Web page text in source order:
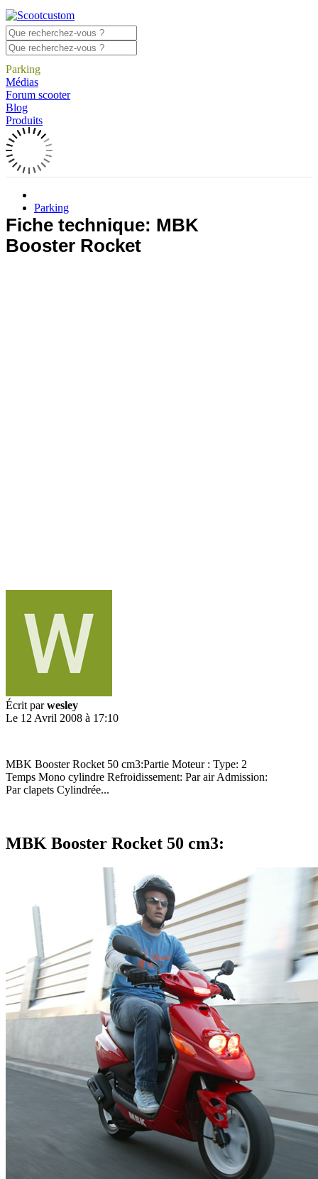
Parking
Médias
Forum scooter
Blog
Produits
Parking
Fiche technique: MBK
Booster Rocket
Écrit parwesley
Le 12 Avril 2008 à 17:10
MBK Booster Rocket 50 cm3:Partie Moteur : Type: 2
Temps Mono cylindre Refroidissement: Par air Admission:
Par clapets Cylindrée...
MBK Booster Rocket 50 cm3: